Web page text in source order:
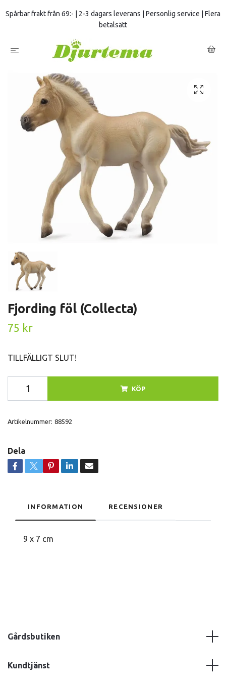
Spårbar frakt från 69:- | 2-3 dagars leverans | Personlig service | Flera
betalsätt
Fjording föl (Collecta)
75 kr
TILLFÄLLIGT SLUT!
KÖP
Artikelnummer: 88592
Dela
INFORMATION RECENSIONER
9 x 7 cm
Gårdsbutiken
Kundtjänst